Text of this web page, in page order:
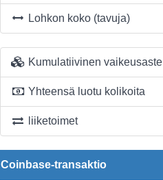
Lohkon koko (tavuja)
Kumulatiivinen vaikeusaste
Yhteensä luotu kolikoita
liiketoimet
Coinbase-transaktio